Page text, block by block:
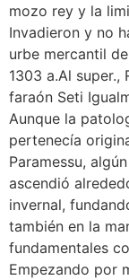
mozo rey y la
Invadieron y no
urbe mercantil
1303 a.Al super.,
faraón Seti
Aunque la
pertenecía
Paramessu,
ascendió
invernal,
también en la
fundamentales
Empezando por